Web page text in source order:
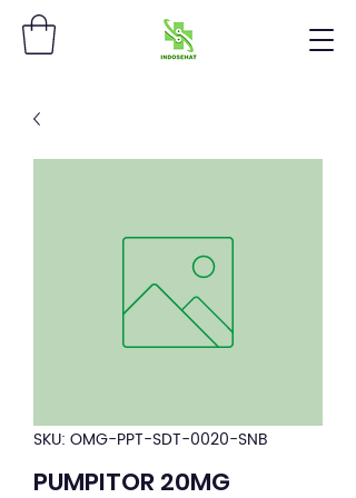
SKU: OMG-PPT-SDT-0020-SNB
PUMPITOR 20MG